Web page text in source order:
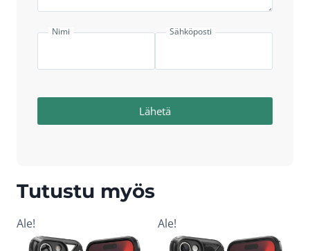
Nimi Sähköposti
Lähetä
Tutustu myös
Ale! Ale!